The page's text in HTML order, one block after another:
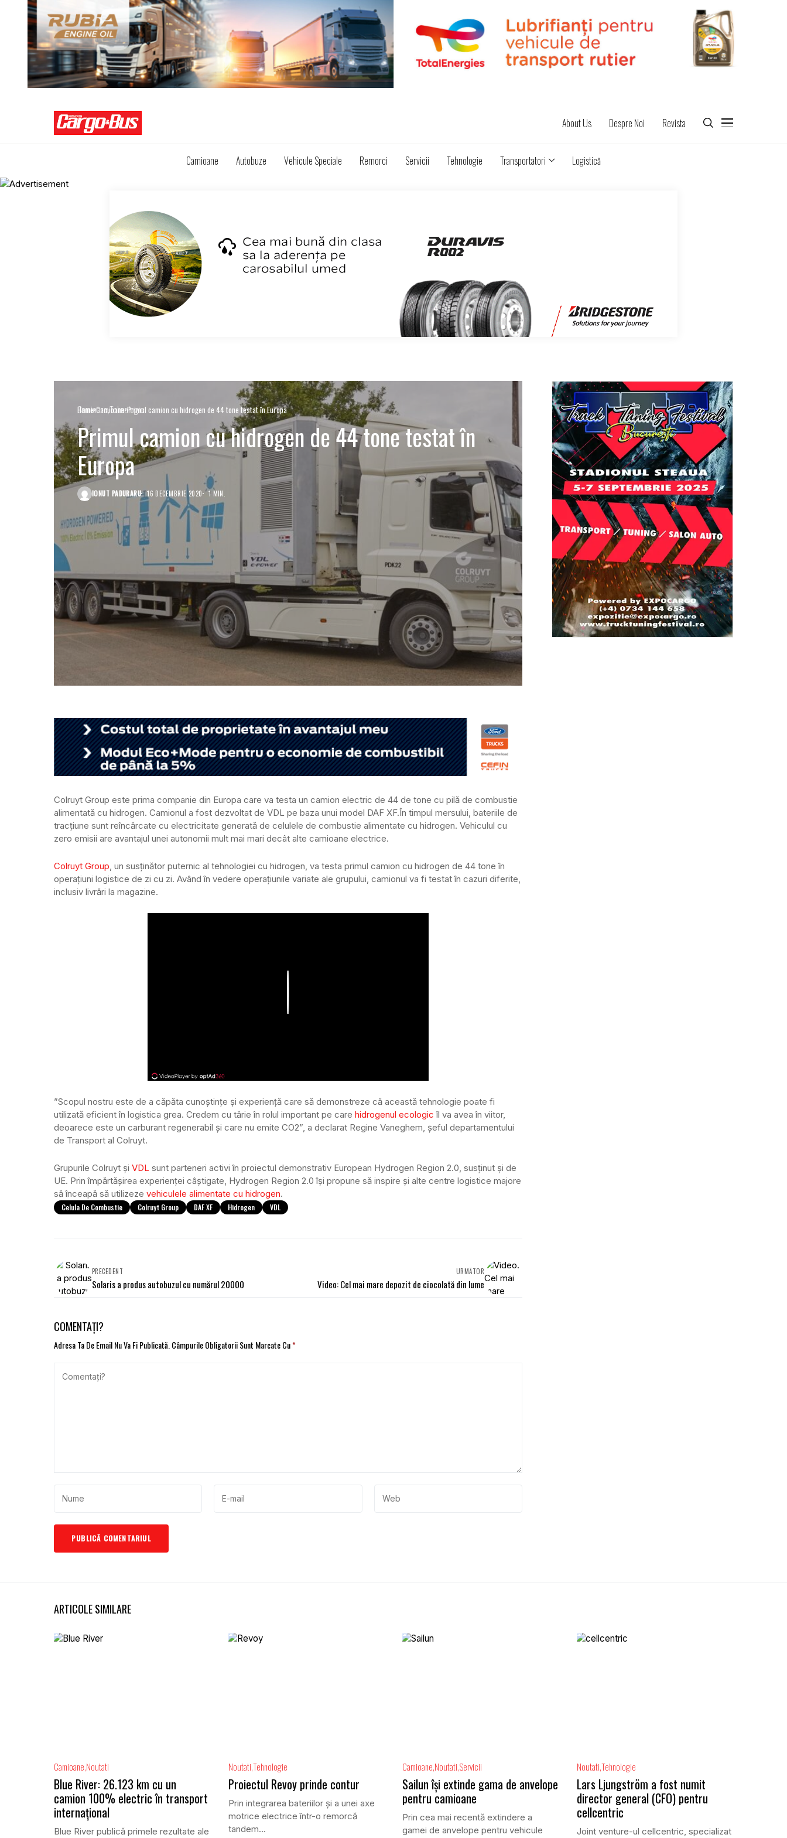
About Us Despre Noi Revista
Camioane Autobuze Vehicule Speciale Remorci Servicii Tehnologie Transportatori Logistică
Home Camioane Primul camion cu hidrogen de 44 tone testat în Europa
CamioaneTehnologie
Primul camion cu hidrogen de 44 tone testat în
Europa
IONUT PADURARU 16 DECEMBRIE 2020 1 MIN.
Colruyt Group este prima companie din Europa care va testa un camion electric de 44 de tone cu pilă de combustie
alimentată cu hidrogen. Camionul a fost dezvoltat de VDL pe baza unui model DAF XF.În timpul mersului, bateriile de
tracțiune sunt reîncărcate cu electricitate generată de celulele de combustie alimentate cu hidrogen. Vehiculul cu
zero emisii are avantajul unei autonomii mult mai mari decât alte camioane electrice.
Colruyt Group , un susținător puternic al tehnologiei cu hidrogen, va testa primul camion cu hidrogen de 44 tone în
operațiuni logistice de zi cu zi. Având în vedere operațiunile variate ale grupului, camionul va fi testat în cazuri diferite,
inclusiv livrări la magazine.
”Scopul nostru este de a căpăta cunoștințe și experiență care să demonstreze că această tehnologie poate fi
utilizată eficient în logistica grea. Credem cu tărie în rolul important pe care hidrogenul ecologic îl va avea în viitor,
deoarece este un carburant regenerabil și care nu emite CO2”, a declarat Regine Vaneghem, șeful departamentului
de Transport al Colruyt.
Grupurile Colruyt și VDL sunt parteneri activi în proiectul demonstrativ European Hydrogen Region 2.0, susținut și de
UE. Prin împărtășirea experienței câștigate, Hydrogen Region 2.0 își propune să inspire și alte centre logistice majore
să înceapă să utilizeze vehiculele alimentate cu hidrogen.
Celula De Combustie Colruyt Group DAF XF Hidrogen VDL
PRECEDENT
Solaris a produs autobuzul cu numărul 20000
URMĂTOR
Video: Cel mai mare depozit de ciocolată din lume
COMENTAȚI?
Adresa Ta De Email Nu Va Fi Publicată. Câmpurile Obligatorii Sunt Marcate Cu*
ARTICOLE SIMILARE
Camioane Noutati
Blue River: 26.123 km cu un
camion 100% electric în transport
internațional
Blue River publică primele rezultate ale
NoutatiTehnologie
Proiectul Revoy prinde contur
Prin integrarea bateriilor și a unei axe
motrice electrice într-o remorcă
tandem...
Camioane Noutati Servicii
Sailun își extinde gama de anvelope
pentru camioane
Prin cea mai recentă extindere a
gamei de anvelope pentru vehicule
NoutatiTehnologie
Lars Ljungström a fost numit
director general (CFO) pentru
cellcentric
Joint venture-ul cellcentric, specializat